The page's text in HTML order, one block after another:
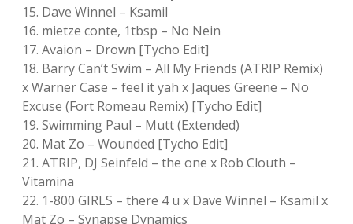
15. Dave Winnel – Ksamil
16. mietze conte, 1tbsp – No Nein
17. Avaion – Drown [Tycho Edit]
18. Barry Can’t Swim – All My Friends (ATRIP Remix)
x Warner Case – feel it yah x Jaques Greene – No
Excuse (Fort Romeau Remix) [Tycho Edit]
19. Swimming Paul – Mutt (Extended)
20. Mat Zo – Wounded [Tycho Edit]
21. ATRIP, DJ Seinfeld – the one x Rob Clouth –
Vitamina
22. 1-800 GIRLS – there 4 u x Dave Winnel – Ksamil x
Mat Zo – Synapse Dynamics